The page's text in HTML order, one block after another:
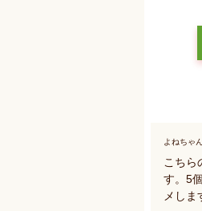
よねちゃん
こちら
す。5
メしま